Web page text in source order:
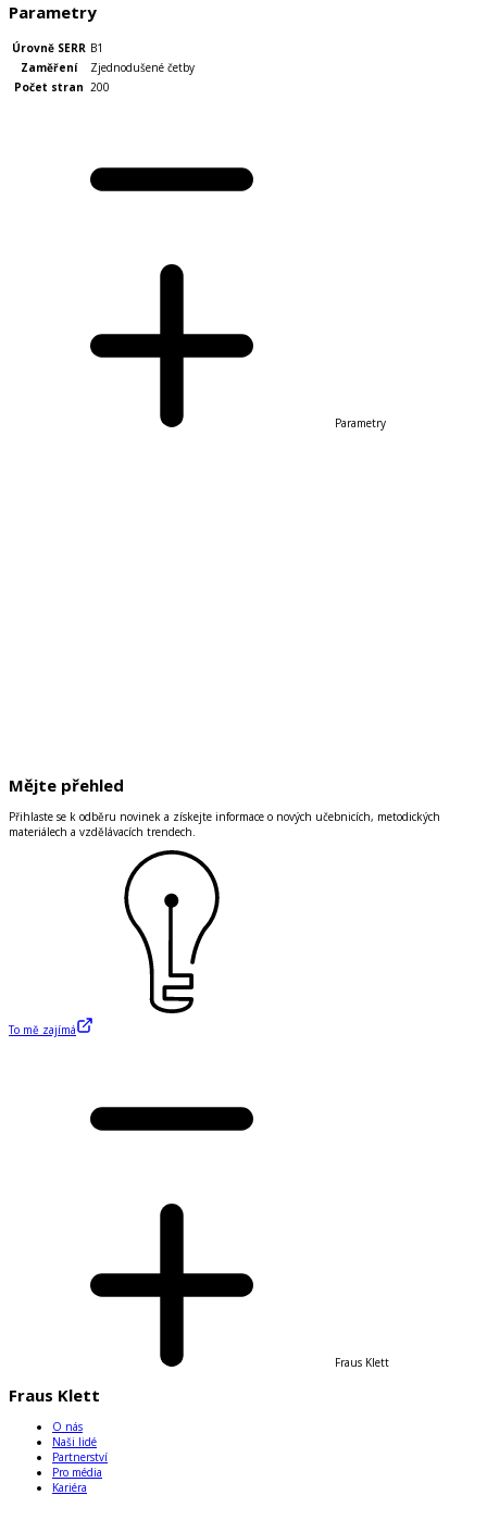
Parametry
Úrovně SERR B1
Zaměření
Zjednodušené četby
Počet stran 200
Parametry
Mějte přehled
Přihlaste se k odběru novinek a získejte informace o nových učebnicích, metodických
materiálech a vzdělávacích trendech.
To mě zajímá
Fraus Klett
Fraus Klett
O nás
Naši lidé
Partnerství
Pro média
Kariéra